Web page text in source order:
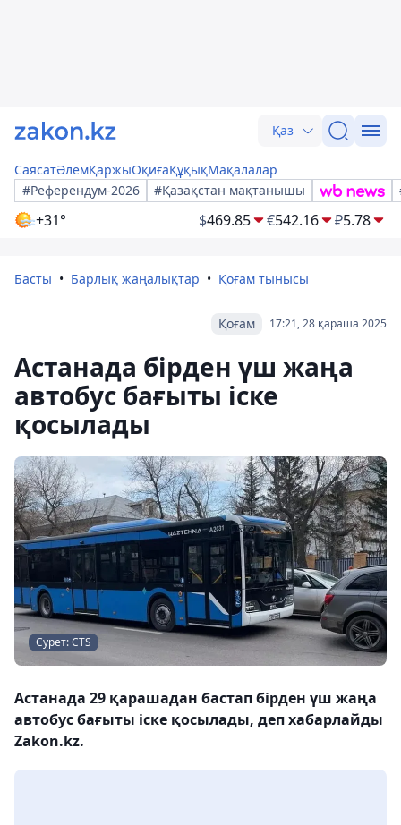
Қаз
СаясатӘлемҚаржыОқиғаҚұқықМақалалар
#Референдум-2026
#Қазақстан мақтанышы
+31° $469.85 €542.16 ₽5.78
Басты Барлық жаңалықтар Қоғам тынысы
17:21, 28 қараша 2025
Қоғам
Астанада бірден үш жаңа
автобус бағыты іске
қосылады
Сурет: CTS
Астанада 29 қарашадан бастап бірден үш жаңа
автобус бағыты іске қосылады, деп хабарлайды
Zakon.kz.